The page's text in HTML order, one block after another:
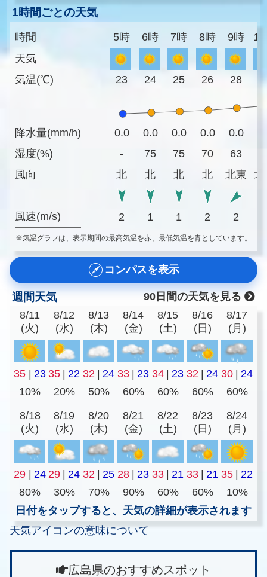
1時間ごとの天気
時間
天気
気温(℃)
降水量(mm/h)
湿度(%)
風向
風速(m/s)
5時 6時 7時 8時 9時
23 24 25 26 28
0.0 0.0 0.0 0.0 0.0
-
75 75 70 63
北
北 北 北 北東 北
2 1 1 2 2
※気温グラフは、表示期間の最高気温を赤、最低気温を青としています。
コンパスを表示
週間天気
90日間の天気を見る
8/11
(火)
8/12
(水)
8/13
(木)
8/14
(金)
8/15
(土)
8/16
(日)
8/17
(月)
35 23 35 22 32 24 33 23 34 23 32 24 30
24
10%
20% 50% 60% 60% 60% 60%
8/18
(火)
8/19
(水)
8/20
(木)
8/21
(金)
8/22
(土)
8/23
(日)
8/24
(月)
29 24 29 24 32 25 28 23 33 21 33 21 35
22
80%
30% 70% 90% 60% 60%
10%
日付をタップすると、天気の詳細が表示されます
天気アイコンの意味について
広島県のおすすめスポット